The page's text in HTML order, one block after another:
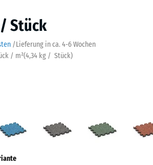
Stück
/Lieferung in ca. 4-6 Wochen
/ m²(4,34 kg / Stück)
Dunkelgrauer
Granit
Englischer
Rasen